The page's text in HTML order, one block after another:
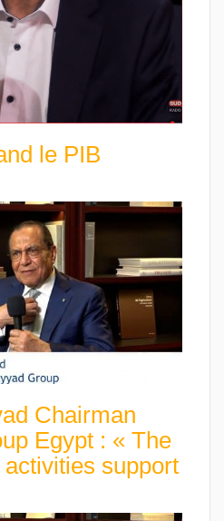
le PIB
Chairman
Egypt : « The
support